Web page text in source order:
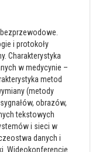
i protokoły
Charakterystyka
w medycynie –
metod
(metody
obrazów,
tekstowych
i sieci w
danych i
Wideokonferencje.